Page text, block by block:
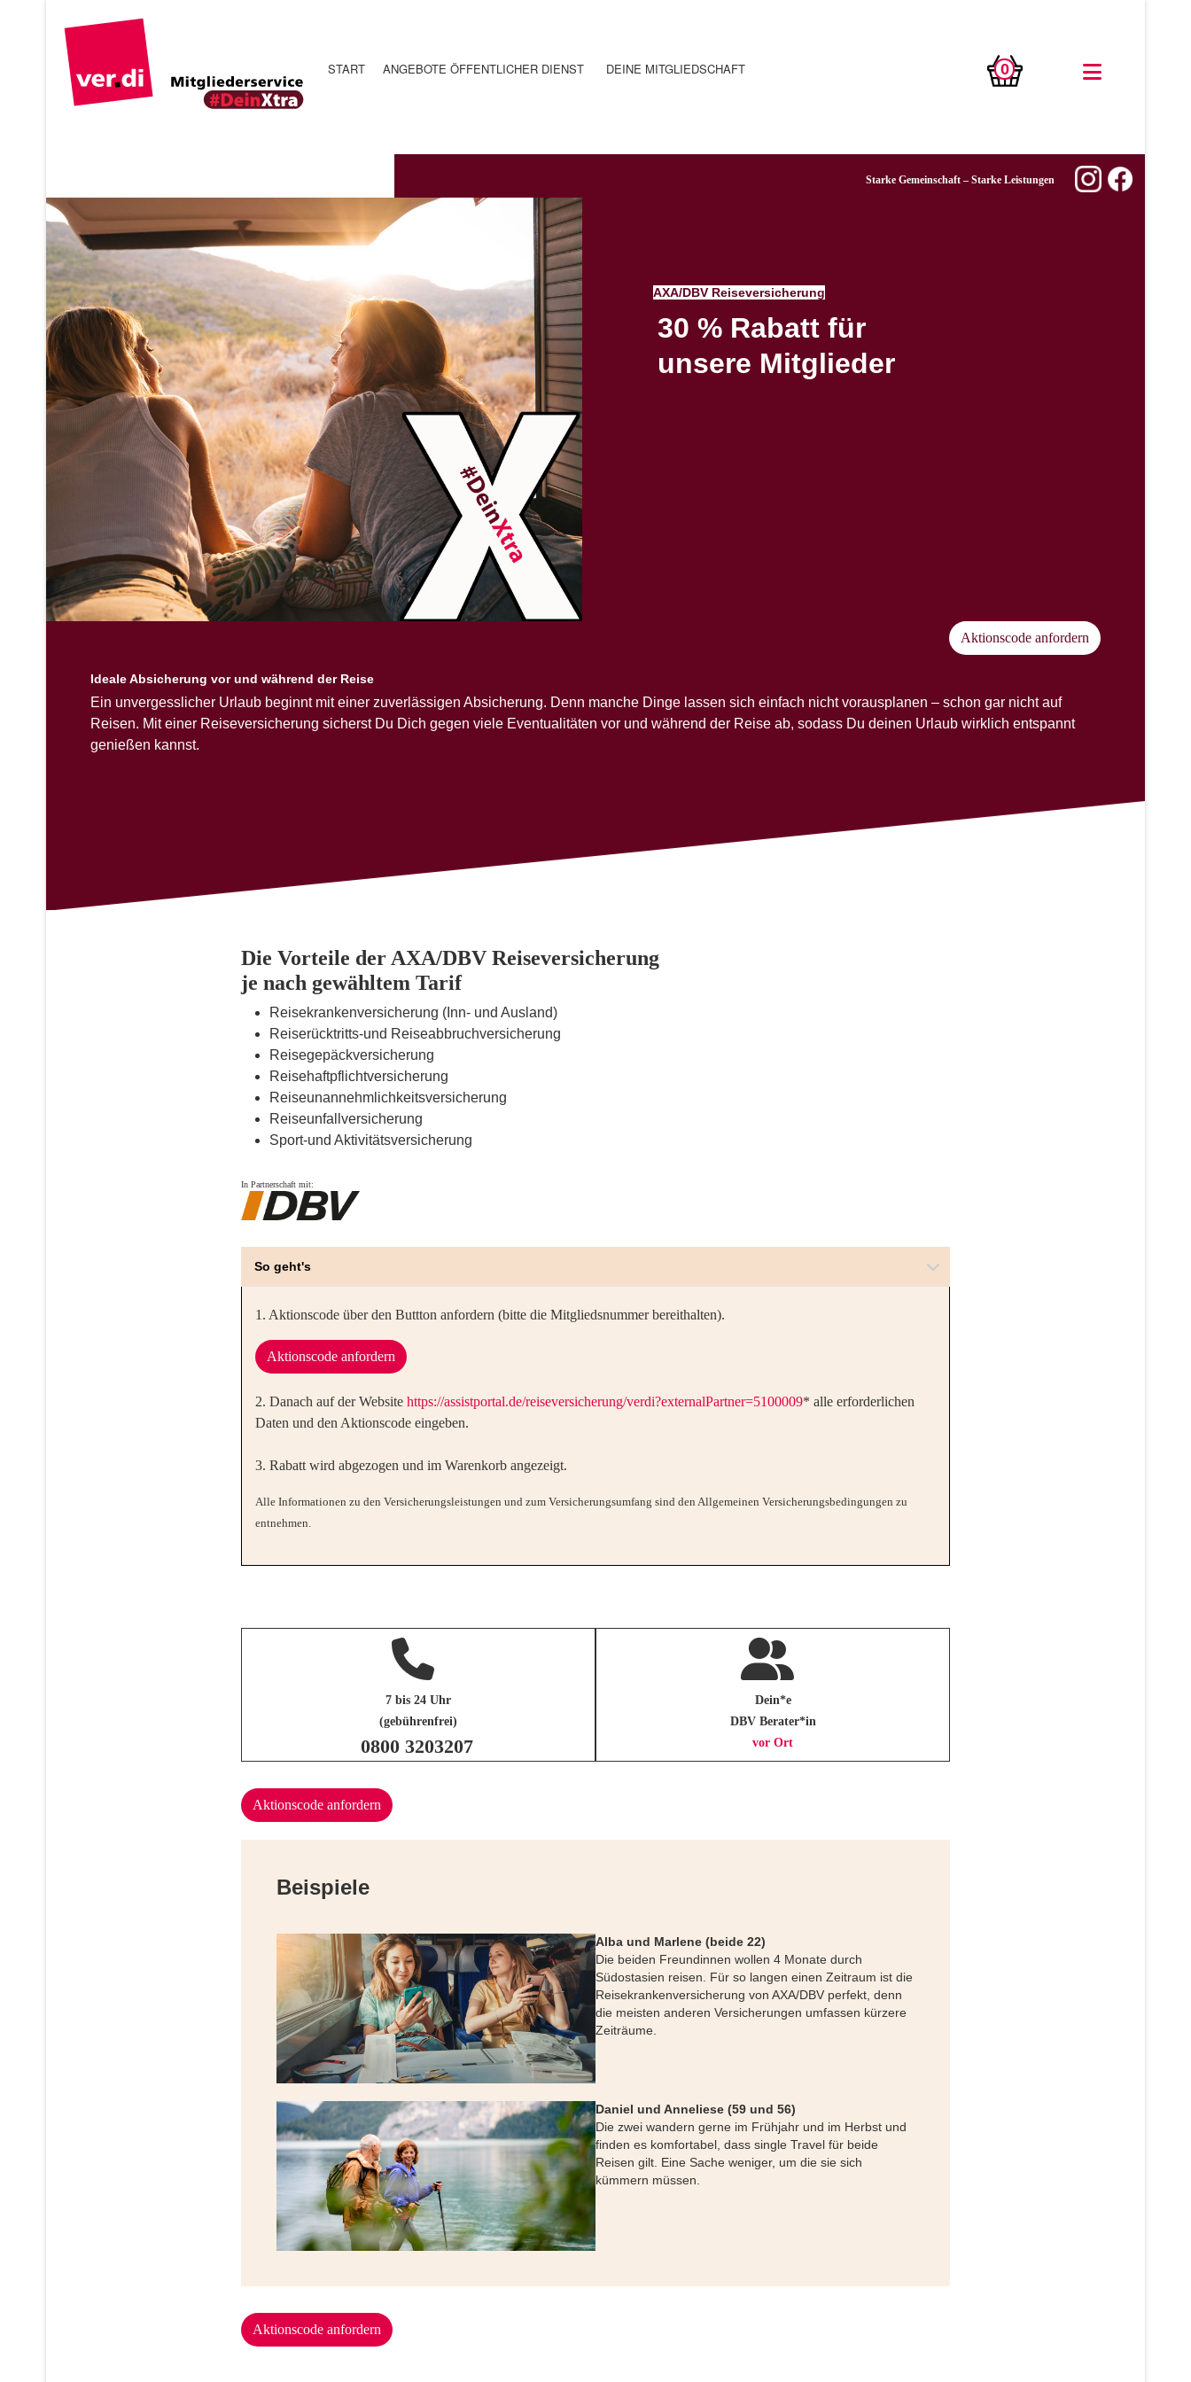
START ANGEBOTE ÖFFENTLICHER DIENST DEINE MITGLIEDSCHAFT 0
Starke Gemeinschaft – Starke Leistungen
AXA/DBV Reiseversicherung
30 % Rabatt für
unsere Mitglieder
Aktionscode anfordern
Ideale Absicherung vor und während der Reise
Ein unvergesslicher Urlaub beginnt mit einer zuverlässigen Absicherung. Denn manche Dinge lassen sich einfach nicht vorausplanen – schon gar nicht auf
Reisen. Mit einer Reiseversicherung sicherst Du Dich gegen viele Eventualitäten vor und während der Reise ab, sodass Du deinen Urlaub wirklich entspannt
genießen kannst.
Die Vorteile der AXA/DBV Reiseversicherung
je nach gewähltem Tarif
Reisekrankenversicherung (Inn- und Ausland)
Reiserücktritts-und Reiseabbruchversicherung
Reisegepäckversicherung
Reisehaftpflichtversicherung
Reiseunannehmlichkeitsversicherung
Reiseunfallversicherung
Sport-und Aktivitätsversicherung
In Partnerschaft mit:
So geht's
1. Aktionscode über den Buttton anfordern (bitte die Mitgliedsnummer bereithalten).
Aktionscode anfordern
2. Danach auf der Website https://assistportal.de/reiseversicherung/verdi?externalPartner=5100009* alle erforderlichen
Daten und den Aktionscode eingeben.
3. Rabatt wird abgezogen und im Warenkorb angezeigt.
Alle Informationen zu den Versicherungsleistungen und zum Versicherungsumfang sind den Allgemeinen Versicherungsbedingungen zu
entnehmen.
7 bis 24 Uhr
(gebührenfrei)
0800 3203207
Dein*e
DBV Berater*in
vor Ort
Aktionscode anfordern
Beispiele
Alba und Marlene (beide 22)
Die beiden Freundinnen wollen 4 Monate durch
Südostasien reisen. Für so langen einen Zeitraum ist die
Reisekrankenversicherung von AXA/DBV perfekt, denn
die meisten anderen Versicherungen umfassen kürzere
Zeiträume.
Daniel und Anneliese (59 und 56)
Die zwei wandern gerne im Frühjahr und im Herbst und
finden es komfortabel, dass single Travel für beide
Reisen gilt. Eine Sache weniger, um die sie sich
kümmern müssen.
Aktionscode anfordern